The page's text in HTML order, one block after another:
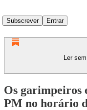
Subscrever
Entrar
Ler
Os garimpeiros
PM no horário